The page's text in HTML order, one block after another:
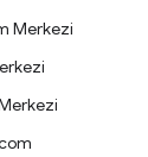
Merkezi